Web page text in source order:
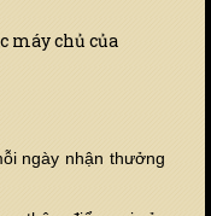
máy chủ của
ngày nhận thưởng